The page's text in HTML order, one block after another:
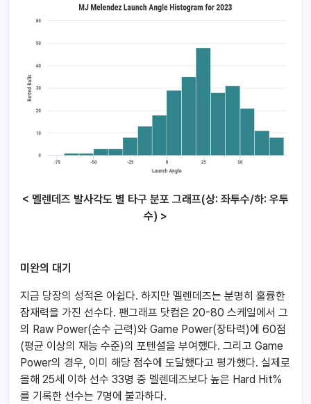
< 멜렌데즈 발사각도 별 타구 분포 그래프(상: 좌투수/하: 우투
수) >
미완의 대기
지금 당장의 성적은 아쉽다. 하지만 멜렌데즈는 분명히 훌륭한
잠재력을 가진 선수다. 팬그래프 닷컴은 20-80 스케일에서 그
의 Raw Power(순수 근력)와 Game Power(장타력)에 60점
(평균 이상의 재능 수준)의 포텐셜을 부여했다. 그리고 Game
Power의 경우, 이미 해당 점수에 도달했다고 평가했다. 실제로
올해 25세 이하 선수 33명 중 멜렌데즈보다 높은 Hard Hit%
를 기록한 선수는 7명에 불과하다.